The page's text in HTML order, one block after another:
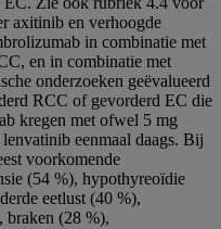
axitinib en verhoogde
in combinatie met
en in combinatie met
onderzoeken geëvalueerd
RCC of gevorderd EC die
kregen met ofwel 5 mg
eenmaal daags. Bij
voorkomende
(54 %), hypothyreoïdie
eetlust (40 %),
braken (28 %),